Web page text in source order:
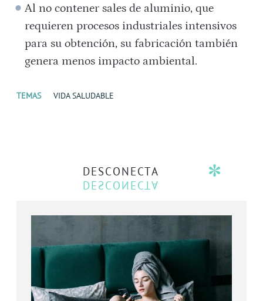
Al no contener sales de aluminio, que
requieren procesos industriales intensivos
para su obtención, su fabricación también
genera menos impacto ambiental.
TEMAS VIDA SALUDABLE
DESCONECTA